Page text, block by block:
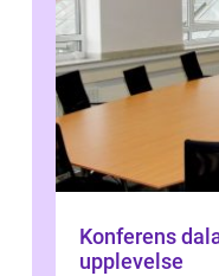
Konferens dalarna när
upplevelse